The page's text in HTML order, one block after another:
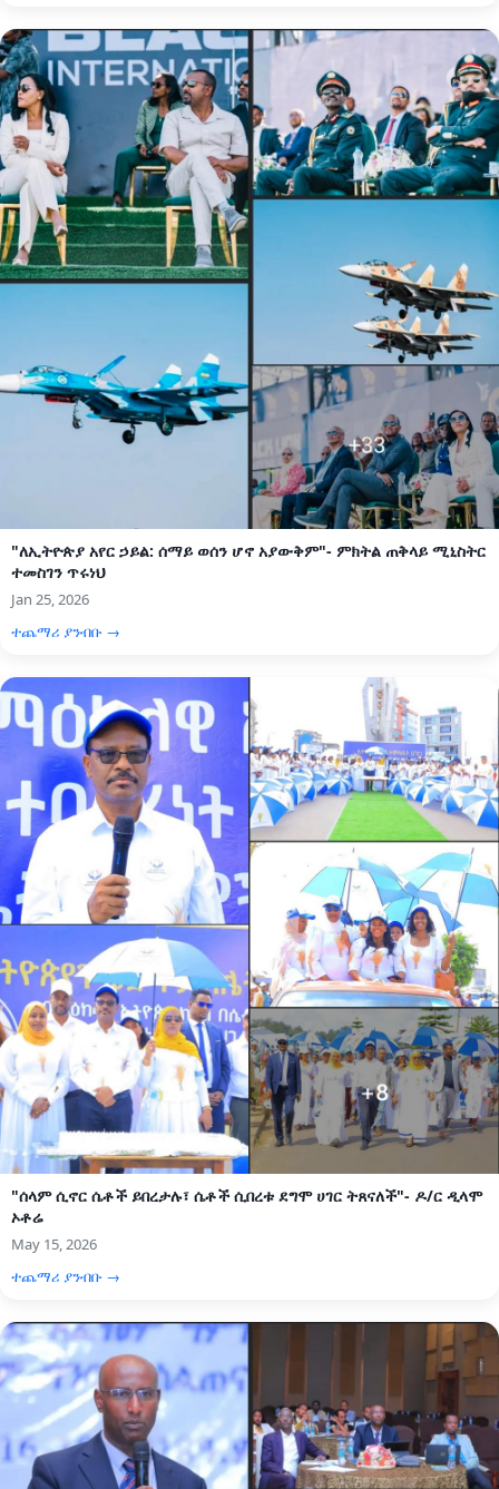
"ለኢትዮጵያ አየር ኃይል: ሰማይ ወሰን ሆኖ አያውቅም"- ምክትል ጠቅላይ ሚኒስትር
ተመስገን ጥሩነህ
Jan 25, 2026
ተጨማሪ ያንብቡ →
"ሰላም ሲኖር ሴቶች ይበረታሉ፣ ሴቶች ሲበረቱ ደግሞ ሀገር ትጸናለች"- ዶ/ር ዲላሞ
ኦቶሬ
May 15, 2026
ተጨማሪ ያንብቡ →